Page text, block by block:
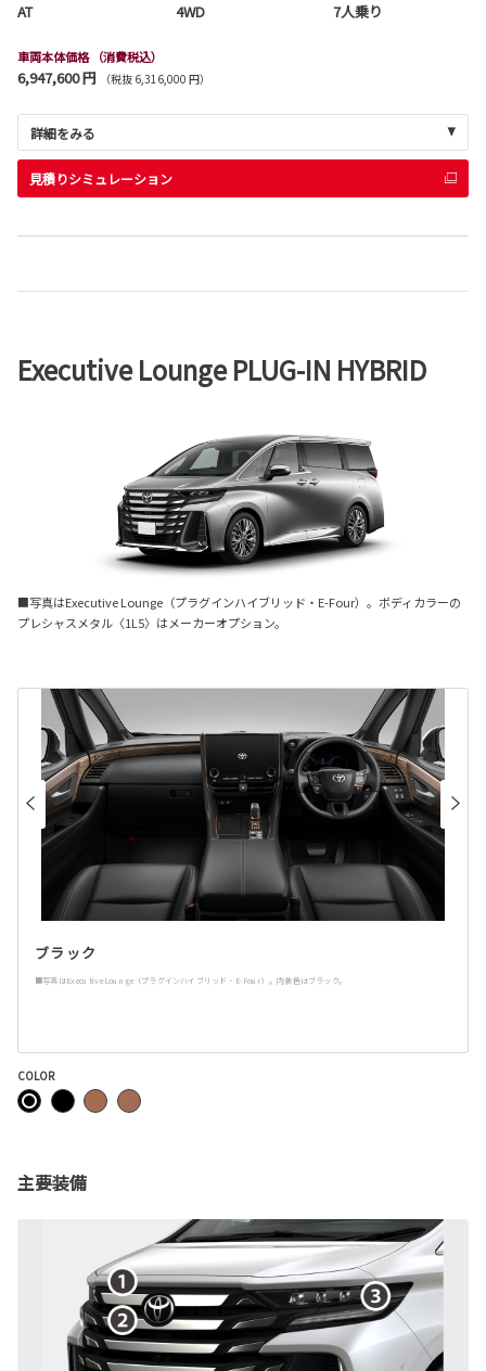
AT 4WD 7人乗り
車両本体価格 （消費税込）
6,947,600 円 （税抜 6,316,000 円）
詳細をみる
見積りシミュレーション
Executive Lounge PLUG-IN HYBRID
■写真はExecutive Lounge（プラグインハイブリッド・E-Four）。ボディカラーの
プレシャスメタル〈1L5〉はメーカーオプション。
ブラック
■写真はExecutive Lounge（プラグインハイブリッド・E-Four）。内装色はブラック。
COLOR
主要装備